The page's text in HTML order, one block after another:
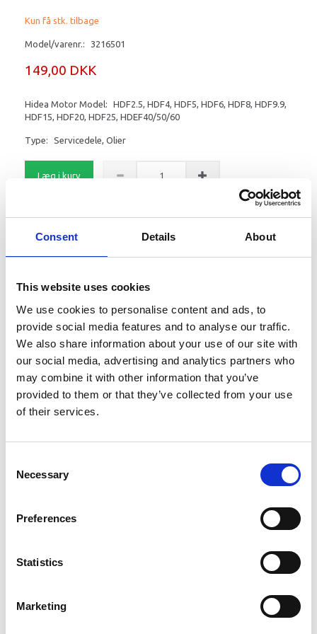
Consent Details About
This website uses cookies
We use cookies to personalise content and ads, to
provide social media features and to analyse our traffic.
We also share information about your use of our site with
our social media, advertising and analytics partners who
may combine it with other information that you’ve
provided to them or that they’ve collected from your use
of their services.
Selection
Necessary
Preferences
Statistics
Marketing
Kun få stk. tilbage
Model/varenr.: 3216501
149,00 DKK
Hidea Motor Model:
HDF2.5, HDF4, HDF5, HDF6, HDF8, HDF9.9,
HDF15, HDF20, HDF25, HDEF40/50/60
Type: Servicedele, Olier
Læg i kurv
Champion 4T, 10W30 Motorolie, 1 liter.
Mere information
Champion 4T, 10W30 Motorolie,
1 ltr. Specielt fremstillet til at
opfylde alle krav til 4-takts
påhængsmotorer.
Fremragende egenskaber for koldstart ved lavere temperatur. Giver
Ønsker du autoriseret service af din motor, så udfører vi autoriseret
service i Silkeborg - kontakt os for uforpligtende tilbud direkte på 30
Vi oplever i øjeblikket store og hyppige prisændringer i markedet.
naturligvis, hvis dette er tilfældet.